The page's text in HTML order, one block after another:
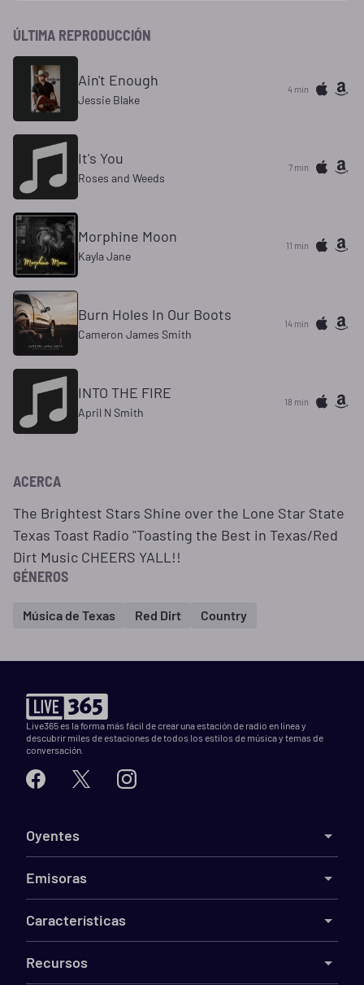
ÚLTIMA REPRODUCCIÓN
Ain't Enough
Jessie Blake
4 min
It's You
Roses and Weeds
7 min
Morphine Moon
Kayla Jane
11 min
Burn Holes In Our Boots
Cameron James Smith
14 min
INTO THE FIRE
April N Smith
18 min
ACERCA
The Brightest Stars Shine over the Lone Star State
Texas Toast Radio "Toasting the Best in Texas/Red
Dirt Music CHEERS YALL!!
GÉNEROS
Música de Texas Red Dirt Country
Live365 es la forma más fácil de crear una estación de radio en línea y
descubrir miles de estaciones de todos los estilos de música y temas de
conversación.
Oyentes
Emisoras
Características
Recursos